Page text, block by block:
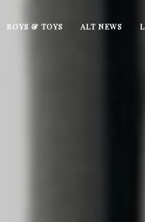
BOYS & TOYS ALT NEWS